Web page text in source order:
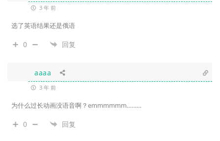
3 年 前
选了英语结果还是俄语
0 回复
aaaa
3 年 前
为什么过长动画没语音啊？emmmmmm………
0 回复